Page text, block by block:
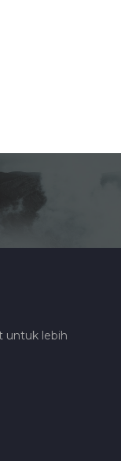
untuk lebih